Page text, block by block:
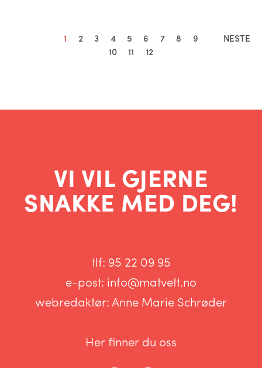
1 2 3 4 5 6 7 8
9
10
11 12
NESTE
VI VIL GJERNE
SNAKKE MED DEG!
tlf: 95 22 09 95
e-post: info@matvett.no
webredaktør:Anne Marie Schrøder
Her finner du oss